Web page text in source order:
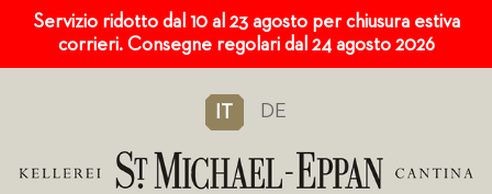
Servizio ridotto dal 10 al 23 agosto per chiusura estiva
corrieri. Consegne regolari dal 24 agosto 2026
IT DE